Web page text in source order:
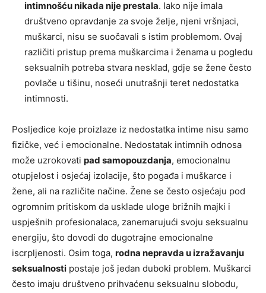
intimnošću nikada nije prestala. Iako nije imala
društveno opravdanje za svoje želje, njeni vršnjaci,
muškarci, nisu se suočavali s istim problemom. Ovaj
različiti pristup prema muškarcima i ženama u pogledu
seksualnih potreba stvara nesklad, gdje se žene često
povlače u tišinu, noseći unutrašnji teret nedostatka
intimnosti.
Posljedice koje proizlaze iz nedostatka intime nisu samo
fizičke, već i emocionalne. Nedostatak intimnih odnosa
može uzrokovati pad samopouzdanja, emocionalnu
otupjelost i osjećaj izolacije, što pogađa i muškarce i
žene, ali na različite načine. Žene se često osjećaju pod
ogromnim pritiskom da usklade uloge brižnih majki i
uspješnih profesionalaca, zanemarujući svoju seksualnu
energiju, što dovodi do dugotrajne emocionalne
iscrpljenosti. Osim toga, rodna nepravda u izražavanju
seksualnosti postaje još jedan duboki problem. Muškarci
često imaju društveno prihvaćenu seksualnu slobodu,